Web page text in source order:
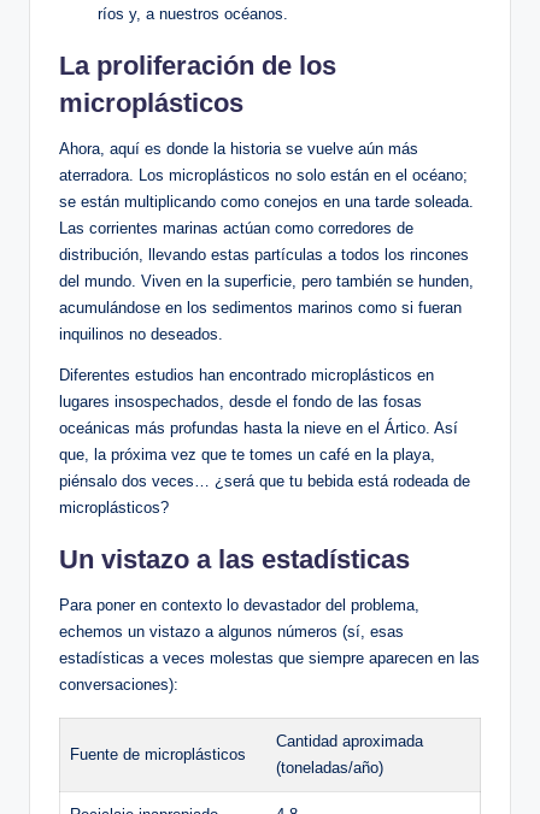
ríos y, a nuestros océanos.
La proliferación de los
microplásticos
Ahora, aquí es donde la historia se vuelve aún más‌
aterradora.⁣ Los⁤ microplásticos no solo están en el océano;
se están multiplicando como conejos en una tarde soleada.
Las corrientes marinas actúan como corredores de
distribución, llevando estas partículas a todos los rincones
del mundo. Viven en la superficie, pero también se hunden,
acumulándose ​en‍ los sedimentos marinos como si‌ fueran
inquilinos no deseados.
Diferentes estudios han encontrado microplásticos en
lugares insospechados, desde el fondo de las fosas
oceánicas más profundas hasta la⁣ nieve en el Ártico. Así
que, la próxima vez que te tomes un café en la‌ playa,
piénsalo dos veces… ¿será que tu bebida está ‌rodeada de
microplásticos?
Un vistazo a las estadísticas
Para poner en contexto lo devastador del problema,
echemos un vistazo a algunos números (sí,⁣ esas
estadísticas a veces molestas que siempre aparecen ⁣en las
conversaciones):
Fuente de microplásticos
Cantidad aproximada
(toneladas/año)